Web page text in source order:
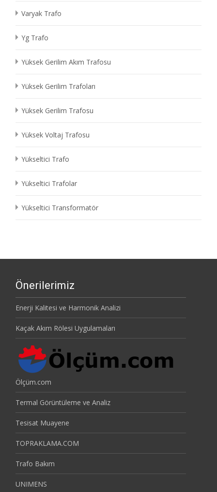
Varyak Trafo
Yg Trafo
Yüksek Gerilim Akım Trafosu
Yüksek Gerilim Trafoları
Yüksek Gerilim Trafosu
Yüksek Voltaj Trafosu
Yükseltici Trafo
Yükseltici Trafolar
Yükseltici Transformatör
Önerilerimiz
Enerji Kalitesi ve Harmonik Analizi
Kaçak Akım Rölesi Uygulamaları
Ölçüm.com
Termal Görüntüleme ve Analiz
Tesisat Muayene
TOPRAKLAMA.COM
Trafo Bakım
UNIMENS